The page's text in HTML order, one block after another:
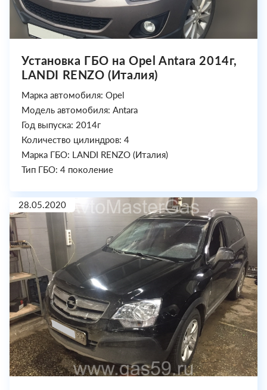
Установка ГБО на Opel Antara 2014г,
LANDI RENZO (Италия)
Марка автомобиля: Opel
Модель автомобиля: Antara
Год выпуска: 2014г
Количество цилиндров: 4
Марка ГБО: LANDI RENZO (Италия)
Тип ГБО: 4 поколение
28.05.2020